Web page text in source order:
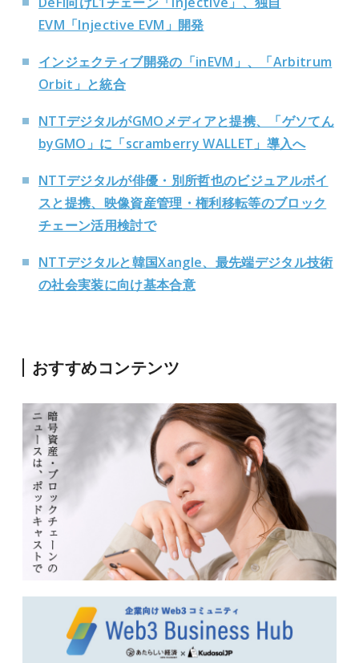
EVM「Injective EVM」開発
インジェクティブ開発の「inEVM」、「Arbitrum
Orbit」と統合
NTTデジタルがGMOメディアと提携、「ゲソてん
byGMO」に「scramberry WALLET」導入へ
NTTデジタルが俳優・別所哲也のビジュアルボイ
スと提携、映像資産管理・権利移転等のブロック
チェーン活用検討で
NTTデジタルと韓国Xangle、最先端デジタル技術
の社会実装に向け基本合意
おすすめコンテンツ